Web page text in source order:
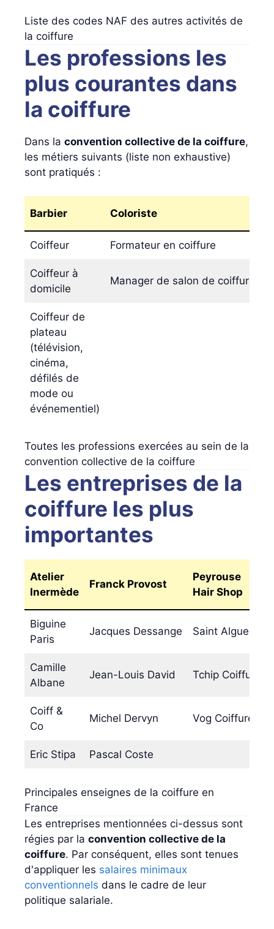
Liste des codes NAF des autres activités de
la coiffure
Les professions les
plus courantes dans
la coiffure
Dans la convention collective de la coiffure,
les métiers suivants (liste non exhaustive)
sont pratiqués :
Barbier Coloriste
Coiffeur Formateur en coiffure
Coiffeur à
domicile
Manager de salon de coiffure
Coiffeur de
plateau
(télévision,
cinéma,
défilés de
mode ou
événementiel)
Toutes les professions exercées au sein de la
convention collective de la coiffure
Les entreprises de la
coiffure les plus
importantes
Atelier
Inermède
Franck Provost
Peyrouse
Hair Shop
Biguine
Paris
Jacques Dessange Saint Algue
Camille
Albane
Jean-Louis David Tchip Coiffure
Coiff &
Co
Michel Dervyn Vog Coiffure
Eric Stipa Pascal Coste
Principales enseignes de la coiffure en
France
Les entreprises mentionnées ci-dessus sont
régies par la convention collective de la
coiffure. Par conséquent, elles sont tenues
d'appliquer les salaires minimaux
conventionnels dans le cadre de leur
politique salariale.